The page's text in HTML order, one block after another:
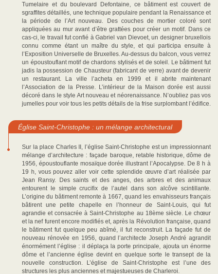
Tumelaire et du boulevard Defontaine, ce bâtiment est couvert de
sgraffites détaillés, une technique populaire pendant la Renaissance et
la période de l’Art nouveau. Des couches de mortier coloré sont
appliquées au mur avant d’être grattées pour créer un motif. Dans ce
cas-ci, le travail fut confié à Gabriel van Dievoet, un designer bruxellois
connu comme étant un maître du style, et qui participa ensuite à
l’Exposition Universelle de Bruxelles. Au-dessus du balcon, vous verrez
un époustouflant motif de chardons stylisés et de soleil. Le bâtiment fut
jadis la possession de Chausteur (fabricant de verre) avant de devenir
un restaurant. La ville l’acheta en 1999 et il abrite maintenant
l’Association de la Presse. L’intérieur de la Maison dorée est aussi
décoré dans le style Art nouveau et néorenaissance. N’oubliez pas vos
jumelles pour voir tous les petits détails de la frise surplombant l’édifice.
Église Saint-Christophe : un mélange architectural
Sur la place Charles II, l’église Saint-Christophe est un impressionnant
mélange d’architecture : façade baroque, retable historique, dôme de
1956, époustouflante mosaïque dorée illustrant l’Apocalypse. De 8 h à
19 h, vous pouvez aller voir cette splendide œuvre d’art réalisée par
Jean Ransy. Des saints et des anges, des arbres et des animaux
entourent le simple crucifix de l’autel dans son alcôve scintillante.
L’origine du bâtiment remonte à 1667, quand les envahisseurs français
bâtirent une petite chapelle en l’honneur de Saint-Louis, qui fut
agrandie et consacrée à Saint-Christophe au 18ème siècle. Le chœur
et la nef furent encore modifiés et, après la Révolution française, quand
le bâtiment fut quelque peu abîmé, il fut reconstruit. La façade fut de
nouveau rénovée en 1956, quand l’architecte Joseph André agrandit
énormément l’église : il déplaça la porte principale, ajouta un énorme
dôme et l’ancienne église devint en quelque sorte le transept de la
nouvelle construction. L’église de Saint-Christophe est l’une des
structures les plus anciennes et majestueuses de Charleroi.